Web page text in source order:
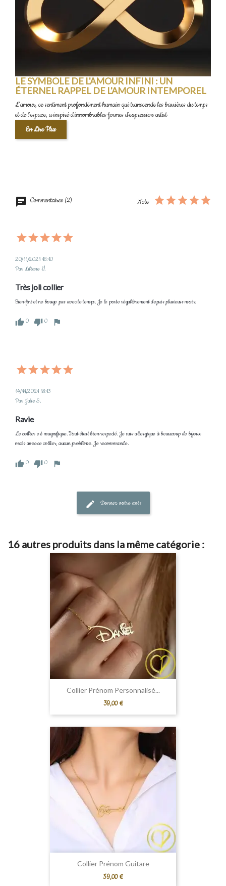
LE SYMBOLE DE L'AMOUR INFINI : UN
ÉTERNEL RAPPEL DE L'AMOUR INTEMPOREL
L'amour, ce sentiment profondément humain qui transcende les barrières du temps
et de l'espace, a inspiré d'innombrables formes d'expression artist
En Lire Plus
Commentaires (2) Note
20/11/2021 16:10
Par Liliane V.
Très joli collier
Bien fini et ne bouge pas avec le temps. Je le porte régulièrement depuis plusieurs mois.
0 0
14/11/2021 18:13
Par Julie S.
Ravie
Le collier est magnifique. Tout était bien respecté. Je suis allergique à beaucoup de bijoux
mais avec ce collier, aucun problème. Je recommande.
0 0
Donnez votre avis
16 autres produits dans la même catégorie :
Collier Prénom Personnalisé...
Prix
39,00 €
Collier Prénom Guitare
Prix
59,00 €